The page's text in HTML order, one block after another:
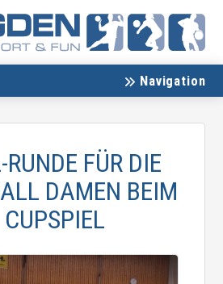
Navigation
FÜR DIE
DAMEN BEIM